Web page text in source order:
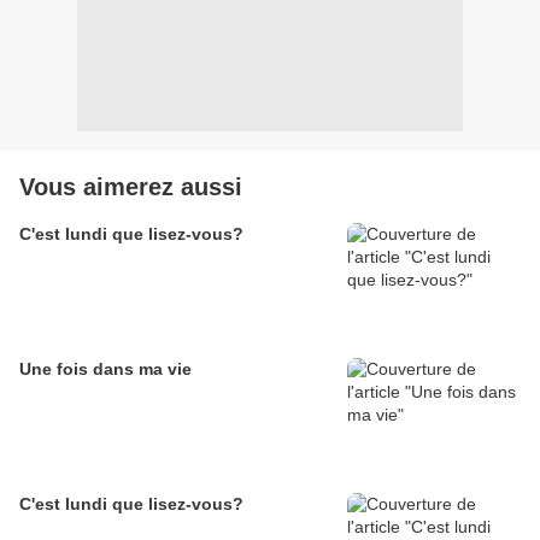
Vous aimerez aussi
C'est lundi que lisez-vous?
Une fois dans ma vie
C'est lundi que lisez-vous?